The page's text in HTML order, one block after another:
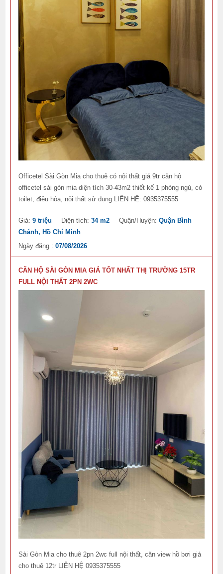
Officetel Sài Gòn Mia cho thuê có nội thất giá 9tr căn hộ
officetel sài gòn mia diện tích 30-43m2 thiết kế 1 phòng ngủ, có
toilet, điều hòa, nội thất sử dụng LIÊN HỆ: 0935375555
Giá:9 triệu Diện tích:34 m2 Quận/Huyện:Quận Bình
Chánh, Hồ Chí Minh
Ngày đăng :07/08/2026
CĂN HỘ SÀI GÒN MIA GIÁ TỐT NHẤT THỊ TRƯỜNG 15TR
FULL NỘI THẤT 2PN 2WC
Sài Gòn Mia cho thuê 2pn 2wc full nội thất, căn view hồ bơi giá
cho thuê 12tr LIÊN HỆ 0935375555